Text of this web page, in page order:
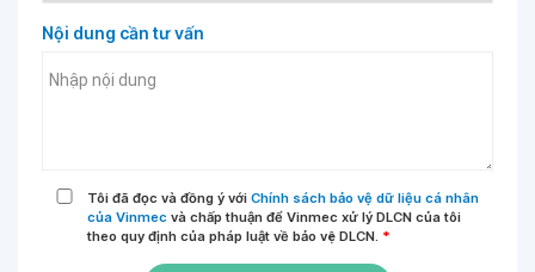
Nội dung cần tư vấn
Tôi đã đọc và đồng ý với Chính sách bảo vệ dữ liệu cá nhân
của Vinmec và chấp thuận để Vinmec xử lý DLCN của tôi
theo quy định của pháp luật về bảo vệ DLCN. *